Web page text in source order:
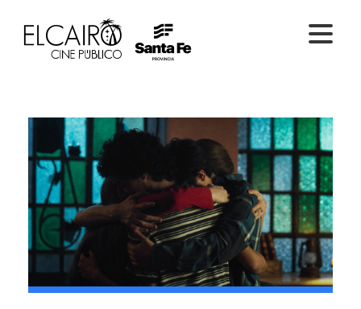
PELÍCULAS EN SALA
CICLOS
EL CINE